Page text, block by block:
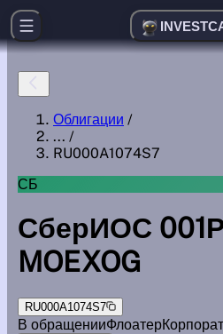
Облигации /
... /
RU000A1074S7
СБ
СберИОС
MOEXOG
RU000A1074S7
В обращенииФлоатер